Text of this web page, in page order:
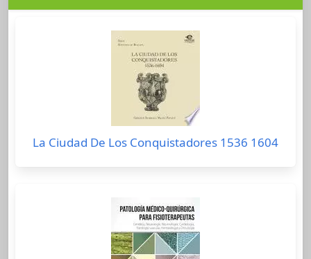
La Ciudad De Los Conquistadores 1536 1604